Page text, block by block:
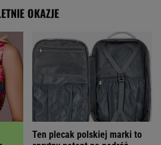
OKAZJE
Ten plecak polskiej marki to